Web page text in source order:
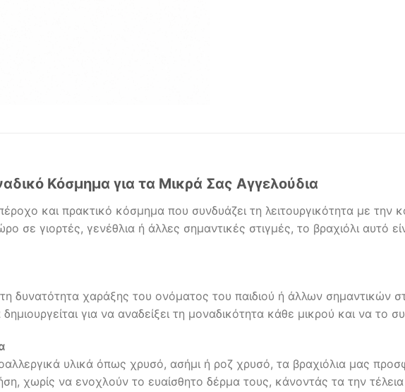
Κόσμημα για τα Μικρά Σας Αγγελούδια
και πρακτικό κόσμημα που συνδυάζει τη λειτουργικότητα με την
σε γιορτές, γενέθλια ή άλλες σημαντικές στιγμές, το βραχιόλι αυτό
δυνατότητα χαράξης του ονόματος του παιδιού ή άλλων σημαντικών
για να αναδείξει τη μοναδικότητα κάθε μικρού και να το
υλικά όπως χρυσό, ασήμι ή ροζ χρυσό, τα βραχιόλια μας
χωρίς να ενοχλούν το ευαίσθητο δέρμα τους, κάνοντάς τα την τέλεια